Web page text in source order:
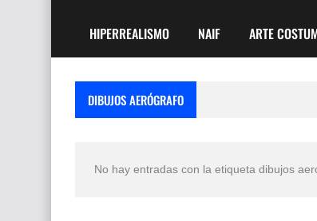
HIPERREALISMO NAIF ARTE
DIBUJOS AERÓGRAFO
No hay entradas con la etiqueta dibujos